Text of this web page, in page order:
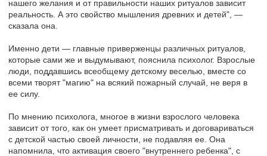
нашего желания и от правильности наших ритуалов зависит
реальность. А это свойство мышления древних и детей", —
сказала она.
Именно дети — главные приверженцы различных ритуалов,
которые сами же и выдумывают, пояснила психолог. Взрослые
люди, поддавшись всеобщему детскому веселью, вместе со
всеми творят "магию" на всякий пожарный случай, не веря в
ее силу.
По мнению психолога, многое в жизни взрослого человека
зависит от того, как он умеет присматривать и договариваться
с детской частью своей личности, не подавляя ее. Она
напомнила, что активация своего "внутреннего ребенка", с